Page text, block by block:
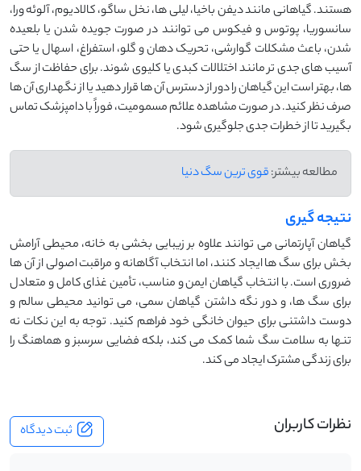
هستند. گیاهانی مانند دیفن ‌باخیا، لیلی‌ ها، نخل ساگو، کالادیوم، آلوئه ‌ورا،
سانسوریا، پوتوس و فیکوس می ‌توانند در صورت جویده شدن یا بلعیده
شدن، باعث مشکلات گوارشی، تحریک دهان و گلو، استفراغ، اسهال یا حتی
آسیب ‌های جدی ‌تر مانند اختلالات کبدی یا کلیوی شوند. برای حفاظت از سگ
‌ها، بهتر است این گیاهان را دور از دسترس آن ‌ها قرار دهید یا از نگهداری آن ‌ها
صرف ‌نظر کنید. در صورت مشاهده علائم مسمومیت، فوراً با دامپزشک تماس
بگیرید تا از خطرات جدی جلوگیری شود.
مطالعه بیشتر:قوی ترین سگ دنیا
نتیجه گیری
گیاهان آپارتمانی می ‌توانند علاوه بر زیبایی ‌بخشی به خانه، محیطی آرامش
‌بخش برای سگ ‌ها ایجاد کنند، اما انتخاب آگاهانه و مراقبت اصولی از آن ‌ها
ضروری است. با انتخاب گیاهان ایمن و مناسب، تأمین غذای کامل و متعادل
برای سگ ‌ها، و دور نگه داشتن گیاهان سمی، می ‌توانید محیطی سالم و
دوست ‌داشتنی برای حیوان خانگی خود فراهم کنید. توجه به این نکات نه
تنها به سلامت سگ شما کمک می ‌کند، بلکه فضایی سرسبز و هماهنگ را
برای زندگی مشترک ایجاد می‌ کند.
نظرات کاربران ثبت دیدگاه